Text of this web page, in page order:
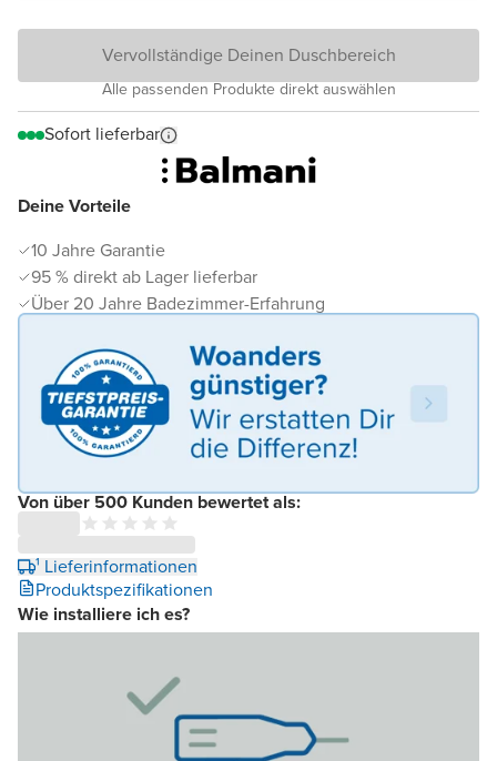
Deine Vorteile
10 Jahre Garantie
95 % direkt ab Lager lieferbar
Über 20 Jahre Badezimmer-Erfahrung
Von über 500 Kunden bewertet als:
¹ Lieferinformationen
Produktspezifikationen
Wie installiere ich es?
Vervollständige Deinen Duschbereich
Alle passenden Produkte direkt auswählen
Sofort lieferbar